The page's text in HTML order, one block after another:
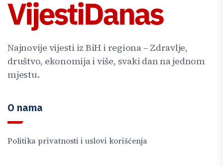
Najnovije vijesti iz BiH i regiona – Zdravlje,
društvo, ekonomija i više, svaki dan na jednom
mjestu.
O nama
Politika privatnosti i uslovi korišćenja